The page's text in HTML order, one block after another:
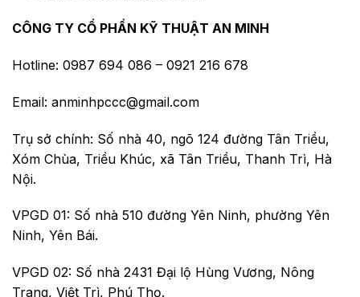
CÔNG TY CỔ PHẦN KỸ THUẬT AN MINH
Hotline: 0987 694 086 – 0921 216 678
Email: anminhpccc@gmail.com
Trụ sở chính: Số nhà 40, ngõ 124 đường Tân Triều,
Xóm Chùa, Triều Khúc, xã Tân Triều, Thanh Trì, Hà
Nội.
VPGD 01: Số nhà 510 đường Yên Ninh, phường Yên
Ninh, Yên Bái.
VPGD 02: Số nhà 2431 Đại lộ Hùng Vương, Nông
Trang, Việt Trì, Phú Thọ.